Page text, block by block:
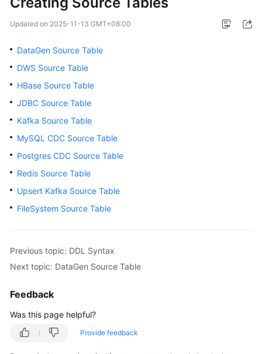
Product
Overview
Billing
Getting
Started
Guide
Best
Developer
Syntax
Reference
API
Reference
Updated on 2025-11-13 GMT+08:00
DataGen Source Table
DWS Source Table
HBase Source Table
JDBC Source Table
Kafka Source Table
MySQL CDC Source Table
Postgres CDC Source Table
Redis Source Table
Upsert Kafka Source Table
FileSystem Source Table
Previous topic: DDL Syntax
Next topic: DataGen Source Table
Feedback
Was this page helpful?
Provide feedback